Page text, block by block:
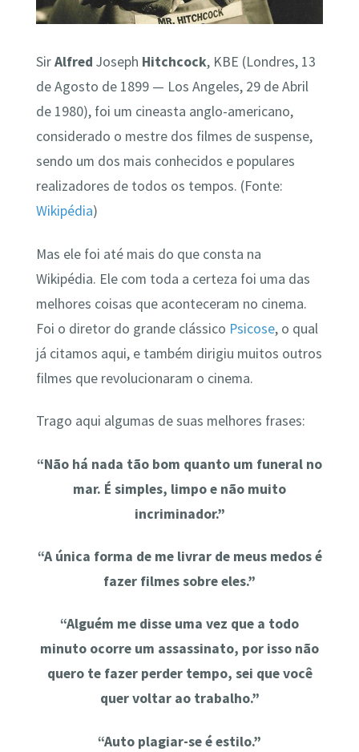
SirAlfred Joseph Hitchcock, KBE (Londres, 13
de Agosto de 1899 — Los Angeles, 29 de Abril
de 1980), foi um cineasta anglo-americano,
considerado o mestre dos filmes de suspense,
sendo um dos mais conhecidos e populares
realizadores de todos os tempos. (Fonte:
Wikipédia)
Mas ele foi até mais do que consta na
Wikipédia. Ele com toda a certeza foi uma das
melhores coisas que aconteceram no cinema.
Foi o diretor do grande clássico Psicose, o qual
já citamos aqui, e também dirigiu muitos outros
filmes que revolucionaram o cinema.
Trago aqui algumas de suas melhores frases:
“Não há nada tão bom quanto um funeral no
mar. É simples, limpo e não muito
incriminador.”
“A única forma de me livrar de meus medos é
fazer filmes sobre eles.”
“Alguém me disse uma vez que a todo
minuto ocorre um assassinato, por isso não
quero te fazer perder tempo, sei que você
quer voltar ao trabalho.”
“Auto plagiar-se é estilo.”